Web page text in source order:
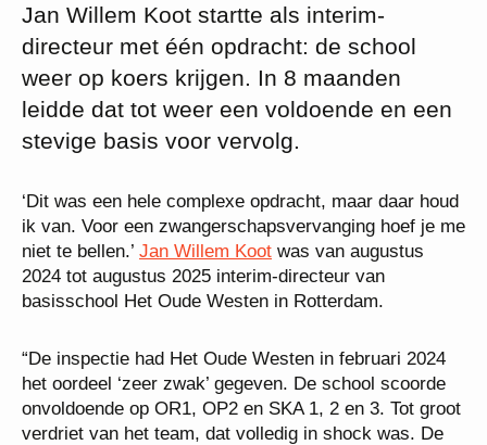
Jan Willem Koot startte als interim-
directeur met één opdracht: de school
weer op koers krijgen. In 8 maanden
leidde dat tot weer een voldoende en een
stevige basis voor vervolg.
‘Dit was een hele complexe opdracht, maar daar houd
ik van. Voor een zwangerschapsvervanging hoef je me
niet te bellen.’ Jan Willem Koot was van augustus
2024 tot augustus 2025 interim-directeur van
basisschool Het Oude Westen in Rotterdam.
“De inspectie had Het Oude Westen in februari 2024
het oordeel ‘zeer zwak’ gegeven. De school scoorde
onvoldoende op OR1, OP2 en SKA 1, 2 en 3. Tot groot
verdriet van het team, dat volledig in shock was. De